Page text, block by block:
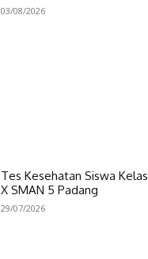
03/08/2026
Tes Kesehatan Siswa Kelas
X SMAN 5 Padang
29/07/2026